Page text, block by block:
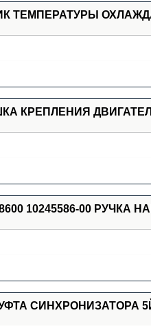
ТЕМПЕРАТУРЫ
КРЕПЛЕНИЯ
10245586-00
СИНХРОНИЗАТОРА